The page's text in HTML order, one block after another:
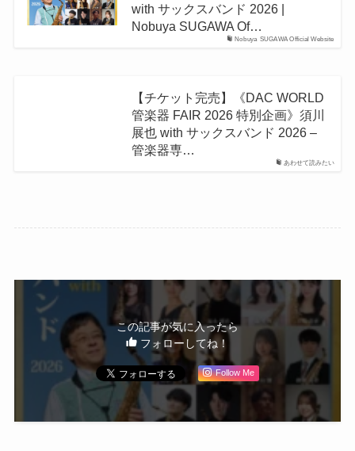
Nobuya SUGAWA Official Website
with サックスバンド 2026 |
Nobuya SUGAWA Of…
あわせて読みたい
【チケット完売】《DAC WORLD
管楽器 FAIR 2026 特別企画》須川
展也 with サックスバンド 2026 –
管楽器専…
この記事が気に入ったら
フォローしてね！
Follow Me